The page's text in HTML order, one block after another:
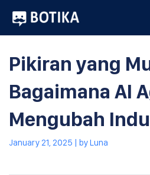
Pikiran yang
Bagaimana AI
Mengubah
January 21, 2025 | byLuna